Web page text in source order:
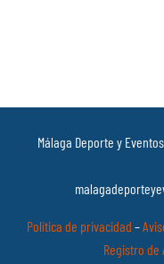
Málaga Deporte y
Política de privacidad –
Registro